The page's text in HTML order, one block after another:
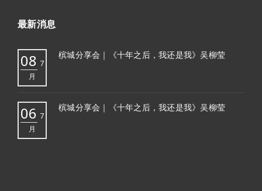
最新消息
08 7
月
槟城分享会｜《十年之后，我还是我》吴柳莹
06 7
月
槟城分享会｜《十年之后，我还是我》吴柳莹